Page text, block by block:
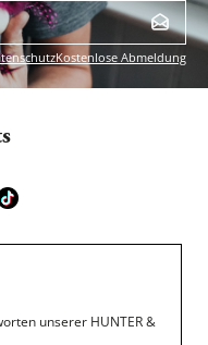
Kostenlose Abmeldung
unserer HUNTER &